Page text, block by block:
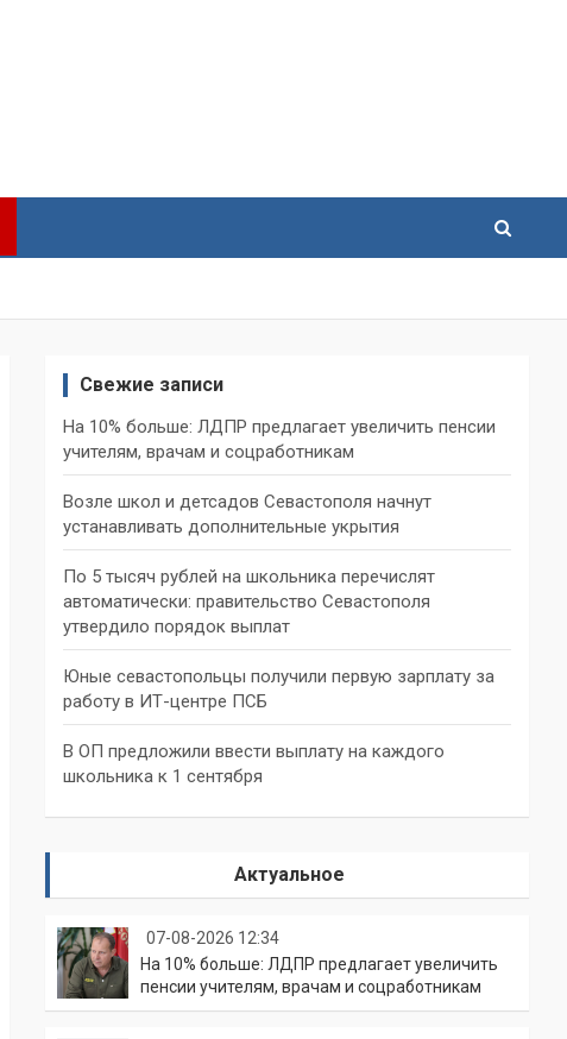
Свежие записи
На 10% больше: ЛДПР предлагает увеличить пенсии
учителям, врачам и соцработникам
Возле школ и детсадов Севастополя начнут
устанавливать дополнительные укрытия
По 5 тысяч рублей на школьника перечислят
автоматически: правительство Севастополя
утвердило порядок выплат
Юные севастопольцы получили первую зарплату за
работу в ИТ-центре ПСБ
В ОП предложили ввести выплату на каждого
школьника к 1 сентября
Актуальное
07-08-2026 12:34
На 10% больше: ЛДПР предлагает увеличить
пенсии учителям, врачам и соцработникам